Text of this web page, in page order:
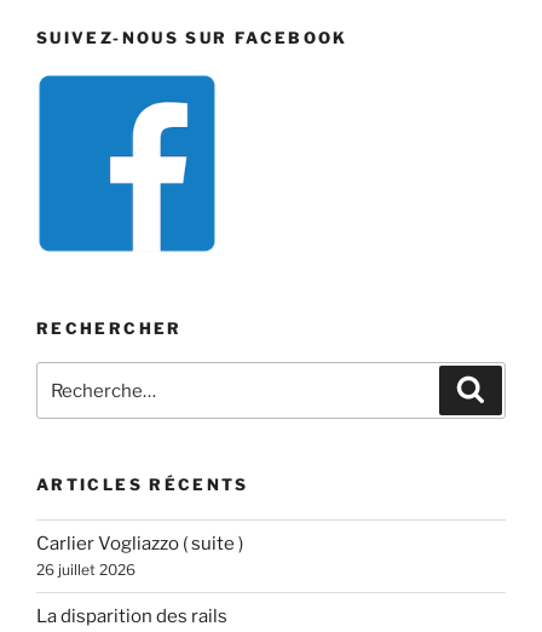
SUIVEZ-NOUS SUR FACEBOOK
RECHERCHER
pour
ARTICLES RÉCENTS
Carlier Vogliazzo ( suite )
26 juillet 2026
La disparition des rails